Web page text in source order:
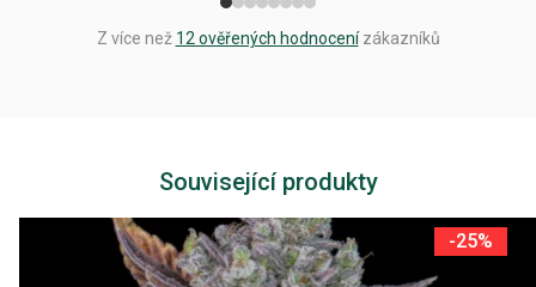
Z více než 12 ověřených hodnocenízákazníků
Související produkty
-25%